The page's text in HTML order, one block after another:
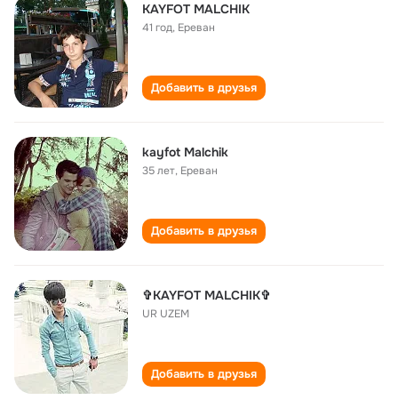
KAYFOT MALCHIK
41 год, Ереван
Добавить в друзья
kayfot Malchik
35 лет, Ереван
Добавить в друзья
✞KAYFOT MALCHIK✞
UR UZEM
Добавить в друзья